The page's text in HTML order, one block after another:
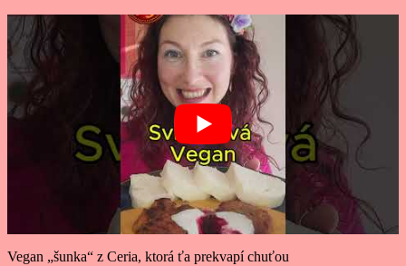
Vegan „šunka“ z Ceria, ktorá ťa prekvapí chuťou